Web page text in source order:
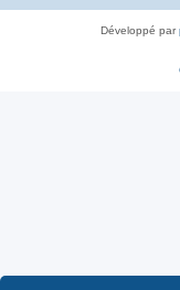
Développé par